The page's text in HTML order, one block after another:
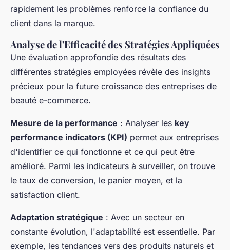
rapidement les problèmes renforce la confiance du
client dans la marque.
Analyse de l'Efficacité des Stratégies Appliquées
Une évaluation approfondie des résultats des
différentes stratégies employées révèle des insights
précieux pour la future croissance des entreprises de
beauté e-commerce.
Mesure de la performance : Analyser les key
performance indicators (KPI) permet aux entreprises
d'identifier ce qui fonctionne et ce qui peut être
amélioré. Parmi les indicateurs à surveiller, on trouve
le taux de conversion, le panier moyen, et la
satisfaction client.
Adaptation stratégique : Avec un secteur en
constante évolution, l'adaptabilité est essentielle. Par
exemple, les tendances vers des produits naturels et